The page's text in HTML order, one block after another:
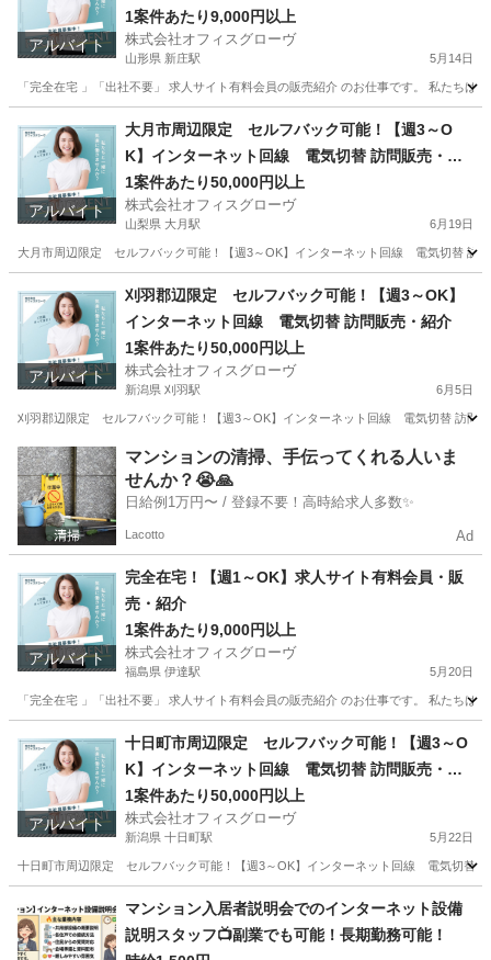
アルバイト
1案件あたり9,000円以上
株式会社オフィスグローヴ
山形県 新庄駅 5月14日
「完全在宅 」「出社不要」 求人サイト有料会員の販売紹介 のお仕事です。 私たち
新庄駅 営業 求人サイト
アルバイト
大月市周辺限定 セルフバック可能！【週3～O
K】インターネット回線 電気切替 訪問販売・紹
介
1案件あたり50,000円以上
株式会社オフィスグローヴ
山梨県 大月駅 6月19日
大月市周辺限定 セルフバック可能！【週3～OK】インターネット回線 電気切替 訪
大月駅 営業
アルバイト
刈羽郡辺限定 セルフバック可能！【週3～OK】
インターネット回線 電気切替 訪問販売・紹介
1案件あたり50,000円以上
株式会社オフィスグローヴ
新潟県 刈羽駅 6月5日
刈羽郡辺限定 セルフバック可能！【週3～OK】インターネット回線 電気切替 訪問
新潟 刈羽郡 刈羽駅 営業 セルフ
マンションの清掃、手伝ってくれる人いま
せんか？😭🙏
日給例1万円〜 / 登録不要！高時給求人多数✨
Lacotto Ad
アルバイト
完全在宅！【週1～OK】求人サイト有料会員・販
売・紹介
1案件あたり9,000円以上
株式会社オフィスグローヴ
福島県 伊達駅 5月20日
「完全在宅 」「出社不要」 求人サイト有料会員の販売紹介 のお仕事です。 私たち
伊達駅 営業 求人サイト
アルバイト
十日町市周辺限定 セルフバック可能！【週3～O
K】インターネット回線 電気切替 訪問販売・紹
介
1案件あたり50,000円以上
株式会社オフィスグローヴ
新潟県 十日町駅 5月22日
十日町市周辺限定 セルフバック可能！【週3～OK】インターネット回線 電気切替
営業 セルフ
マンション入居者説明会でのインターネット設備
説明スタッフ📺副業でも可能！長期勤務可能！